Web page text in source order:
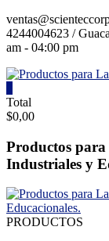
Saltar
contenido
4244004623 /
am - 04:00 pm
Productos
para
Laboratorios
Investigación,
y
Educacionales.
Total
$0,00
Productos
Industriales y
PRODUCTOS